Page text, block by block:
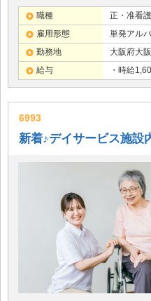
職種
正・准看
雇用形態
単発アル
勤務地
大阪府大
給与
・時給
6993
新着♪デイサービス施設